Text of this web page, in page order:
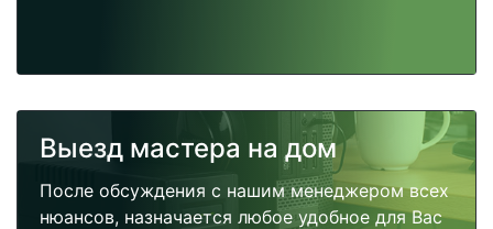
Выезд мастера на дом
После обсуждения с нашим менеджером всех
нюансов, назначается любое удобное для Вас